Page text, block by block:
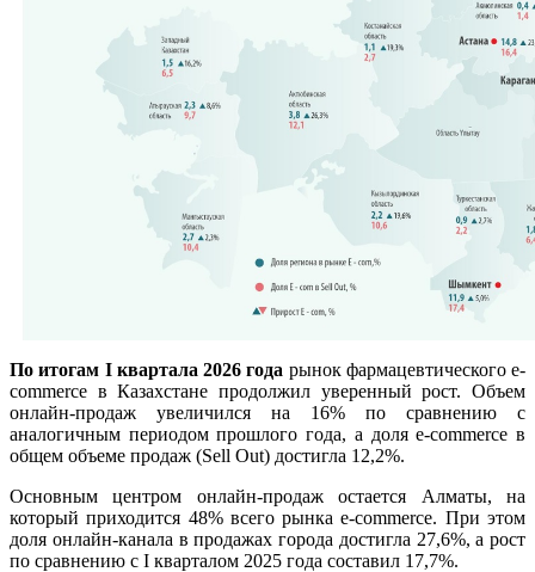
По итогам I квартала 2026 года рынок фармацевтического e-
commerce в Казахстане продолжил уверенный рост. Объем
онлайн-продаж увеличился на 16% по сравнению с
аналогичным периодом прошлого года, а доля e-commerce в
общем объеме продаж (Sell Out) достигла 12,2%.
Основным центром онлайн-продаж остается Алматы, на
который приходится 48% всего рынка e-commerce. При этом
доля онлайн-канала в продажах города достигла 27,6%, а рост
по сравнению с I кварталом 2025 года составил 17,7%.